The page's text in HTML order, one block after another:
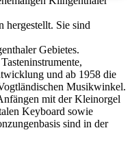
hergestellt. Sie sind
Gebietes.
und ab 1958 die
Musikwinkel.
mit der Kleinorgel
Keyboard sowie
sind in der